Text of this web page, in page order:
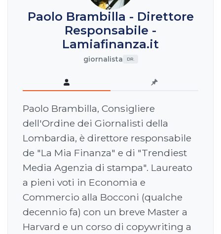
Paolo Brambilla - Direttore
Responsabile -
Lamiafinanza.it
giornalista DR.
Paolo Brambilla, Consigliere
dell'Ordine dei Giornalisti della
Lombardia, è direttore responsabile
de "La Mia Finanza" e di "Trendiest
Media Agenzia di stampa". Laureato
a pieni voti in Economia e
Commercio alla Bocconi (qualche
decennio fa) con un breve Master a
Harvard e un corso di copywriting a